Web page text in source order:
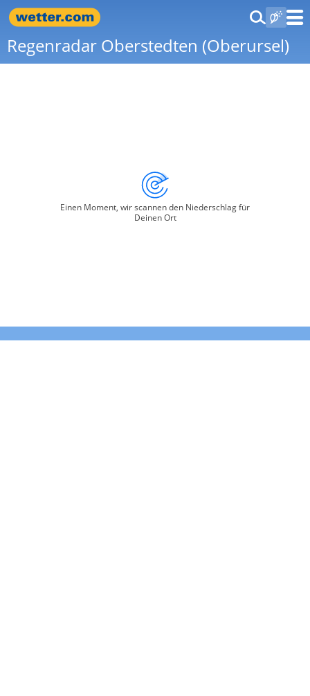
Regenradar Oberstedten (Oberursel)
Einen Moment, wir scannen den Niederschlag für
Deinen Ort